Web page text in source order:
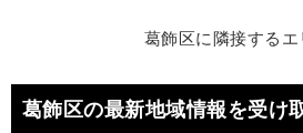
葛飾区に隣接するエ
葛飾区の最新地域情報を受け